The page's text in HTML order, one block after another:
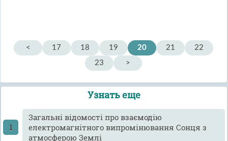
< 17 18 19 20 21
22
23
>
Узнать еще
Загальні відомості про взаємодію
електромагнітного випромінювання Сонця з
атмосферою Землі